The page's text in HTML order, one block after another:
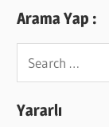
Arama Yap :
Search
for:
Yararlı